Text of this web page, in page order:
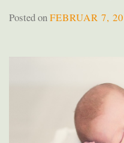
Posted onFEBRUAR 7,